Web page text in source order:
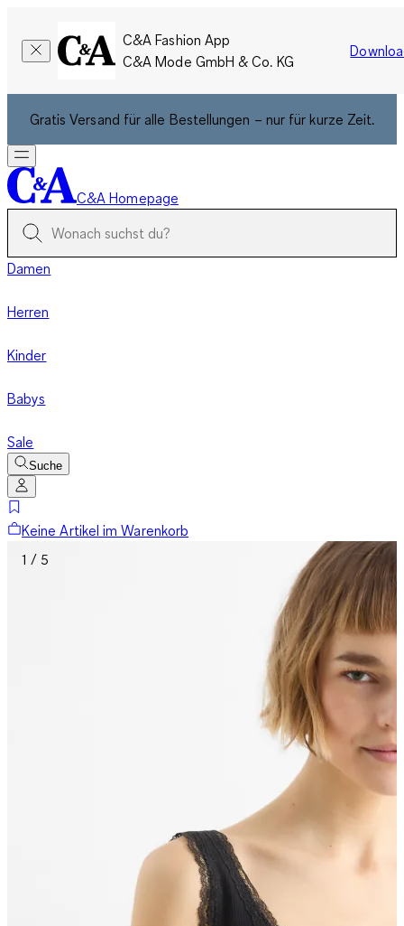
C&A Fashion App
C&A Mode GmbH & Co. KG
Gratis Versand für alle Bestellungen – nur für kurze Zeit.
C&A Homepage
Damen
Herren
Kinder
Babys
Sale
Suche
Keine Artikel im Warenkorb
1 / 5